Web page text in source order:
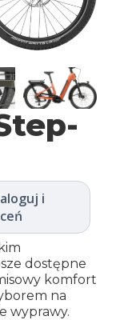
i
dostępne
komfort
na
wyprawy.